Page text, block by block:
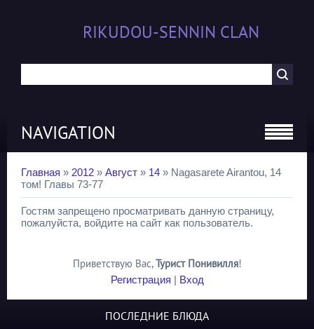
RIKUDOU-SENNIN CLAN
NAVIGATION
Главная » 2012 » Август » 14 » Nagasarete Airantou, 14
том! Главы 73-77
Гостям запрещено просматривать данную страницу,
пожалуйста, войдите на сайт как пользователь.
Приветствую Вас,Турист Понивилля!
Регистрация | Вход
ПОСЛЕДНИЕ БЛЮДА